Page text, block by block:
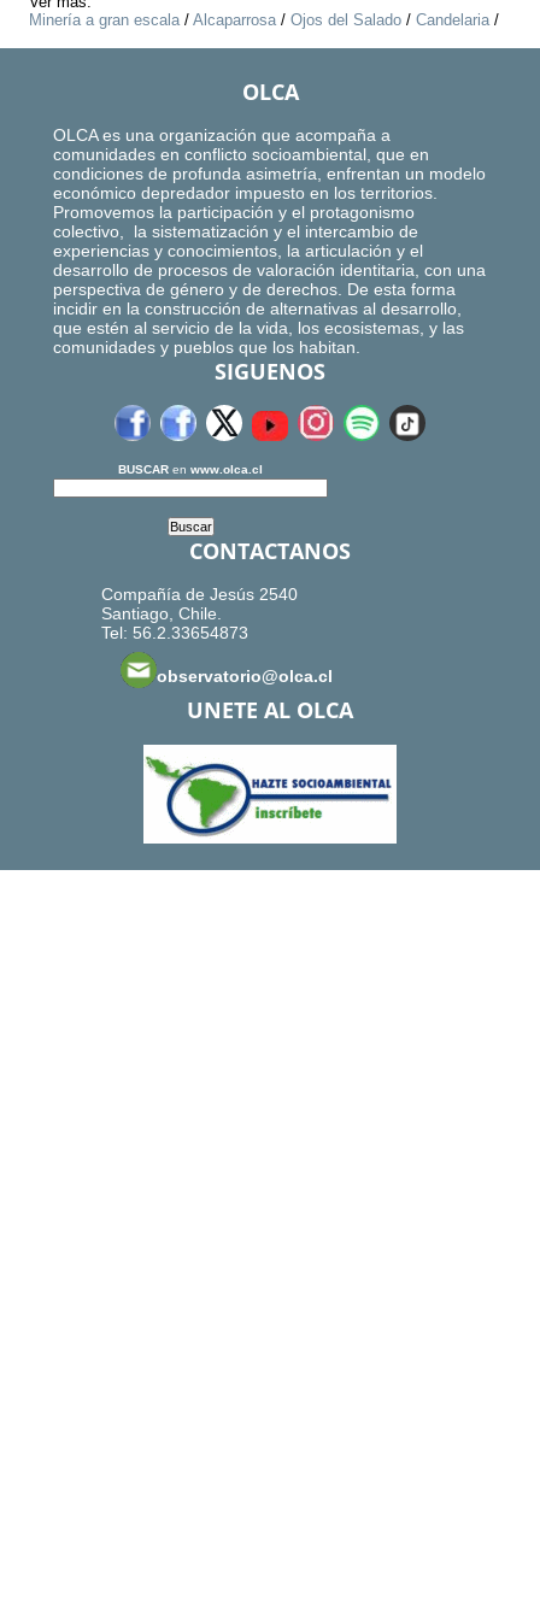
Minería a gran escala/ Alcaparrosa/ Ojos del Salado / Candelaria/
OLCA
OLCA es una organización que acompaña a
comunidades en conflicto socioambiental, que en
condiciones de profunda asimetría, enfrentan un modelo
económico depredador impuesto en los territorios.
Promovemos la participación y el protagonismo
colectivo, la sistematización y el intercambio de
experiencias y conocimientos, la articulación y el
desarrollo de procesos de valoración identitaria, con una
perspectiva de género y de derechos. De esta forma
incidir en la construcción de alternativas al desarrollo,
que estén al servicio de la vida, los ecosistemas, y las
comunidades y pueblos que los habitan.
SIGUENOS
BUSCAR en www.olca.cl
CONTACTANOS
Compañía de Jesús 2540
Santiago, Chile.
Tel: 56.2.33654873
observatorio@olca.cl
UNETE AL OLCA